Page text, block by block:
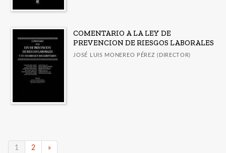
COMENTARIO A LA LEY DE
PREVENCION DE RIESGOS LABORALES
JOSÉ LUIS MONEREO PÉREZ (DIRECTOR)
1 2 »